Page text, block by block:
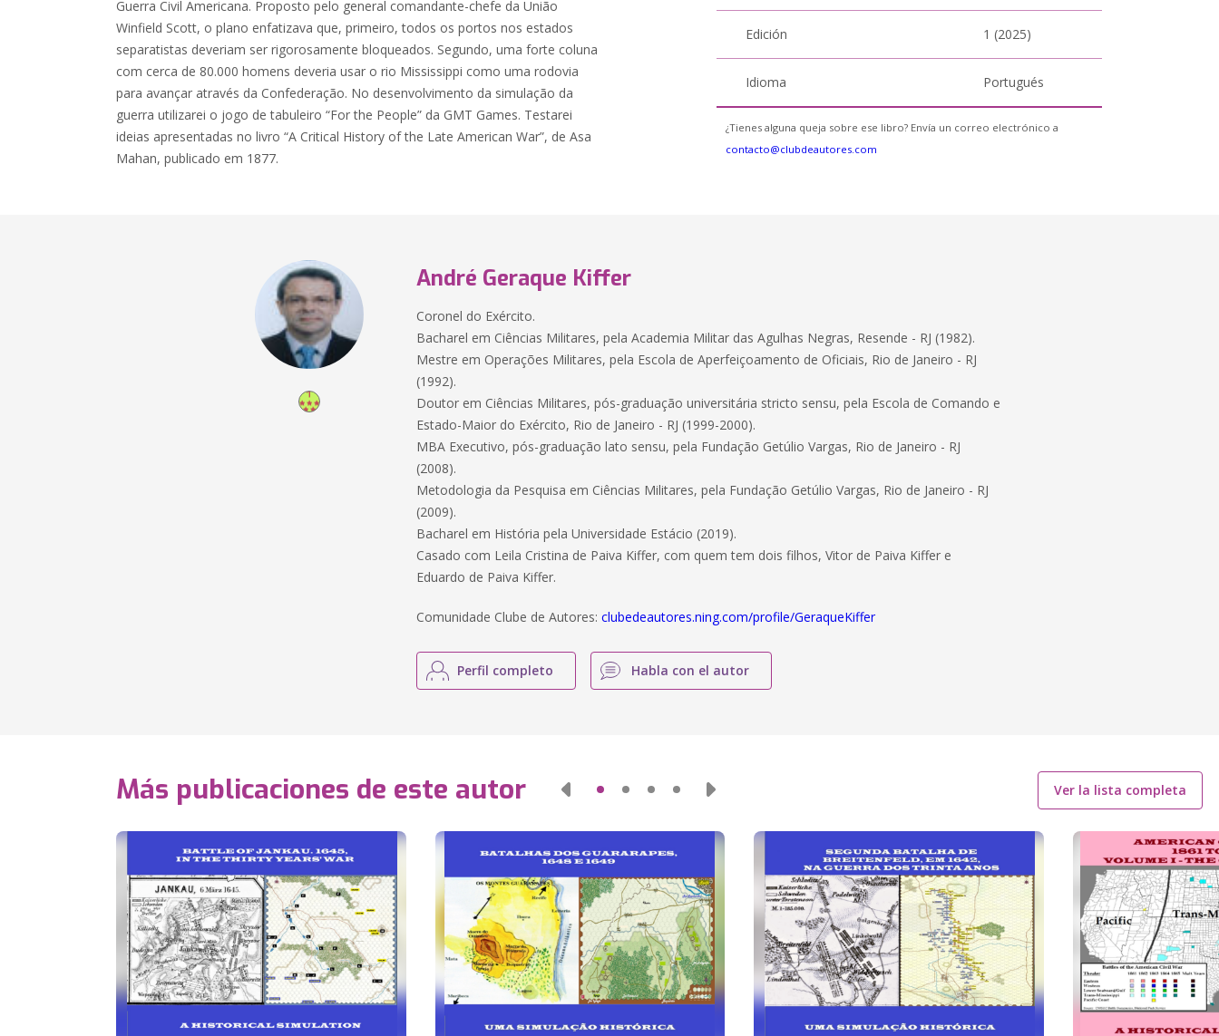
Guerra Civil Americana. Proposto pelo general comandante-chefe da União
Winfield Scott, o plano enfatizava que, primeiro, todos os portos nos estados
separatistas deveriam ser rigorosamente bloqueados. Segundo, uma forte coluna
com cerca de 80.000 homens deveria usar o rio Mississippi como uma rodovia
para avançar através da Confederação. No desenvolvimento da simulação da
guerra utilizarei o jogo de tabuleiro “For the People” da GMT Games. Testarei
ideias apresentadas no livro “A Critical History of the Late American War”, de Asa
Mahan, publicado em 1877.
Edición 1 (2025)
Idioma Portugués
¿Tienes alguna queja sobre ese libro? Envía un correo electrónico a
contacto@clubdeautores.com
André Geraque Kiffer
Coronel do Exército.
Bacharel em Ciências Militares, pela Academia Militar das Agulhas Negras, Resende - RJ (1982).
Mestre em Operações Militares, pela Escola de Aperfeiçoamento de Oficiais, Rio de Janeiro - RJ
(1992).
Doutor em Ciências Militares, pós-graduação universitária stricto sensu, pela Escola de Comando e
Estado-Maior do Exército, Rio de Janeiro - RJ (1999-2000).
MBA Executivo, pós-graduação lato sensu, pela Fundação Getúlio Vargas, Rio de Janeiro - RJ
(2008).
Metodologia da Pesquisa em Ciências Militares, pela Fundação Getúlio Vargas, Rio de Janeiro - RJ
(2009).
Bacharel em História pela Universidade Estácio (2019).
Casado com Leila Cristina de Paiva Kiffer, com quem tem dois filhos, Vitor de Paiva Kiffer e
Eduardo de Paiva Kiffer.
Comunidade Clube de Autores:clubedeautores.ning.com/profile/GeraqueKiffer
Perfil completo Habla con el autor
Más publicaciones de este autor Ver la lista completa